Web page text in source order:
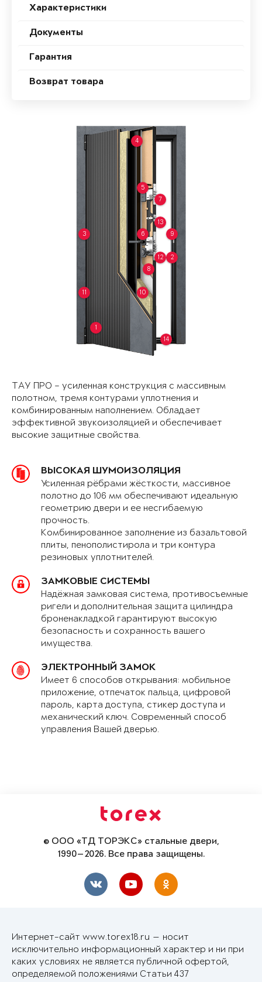
Характеристики
Документы
Гарантия
Возврат товара
1
2
3
4
5
6
7
8
9
10
11
12
13
14
ТАУ ПРО – усиленная конструкция с массивным
полотном, тремя контурами уплотнения и
комбинированным наполнением. Обладает
эффективной звукоизоляцией и обеспечивает
высокие защитные свойства.
ВЫСОКАЯ ШУМОИЗОЛЯЦИЯ
Усиленная рёбрами жёсткости, массивное
полотно до 106 мм обеспечивают идеальную
геометрию двери и ее несгибаемую
прочность.
Комбинированное заполнение из базальтовой
плиты, пенополистирола и три контура
резиновых уплотнителей.
ЗАМКОВЫЕ СИСТЕМЫ
Надёжная замковая система, противосъемные
ригели и дополнительная защита цилиндра
броненакладкой гарантируют высокую
безопасность и сохранность вашего
имущества.
ЭЛЕКТРОННЫЙ ЗАМОК
Имеет 6 способов открывания: мобильное
приложение, отпечаток пальца, цифровой
пароль, карта доступа, стикер доступа и
механический ключ. Современный способ
управления Вашей дверью.
© ООО «ТД ТОРЭКС» стальные двери,
1990—2026. Все права защищены.
Интернет-сайт www.torex18.ru — носит
исключительно информационный характер и ни при
каких условиях не является публичной офертой,
определяемой положениями Статьи 437